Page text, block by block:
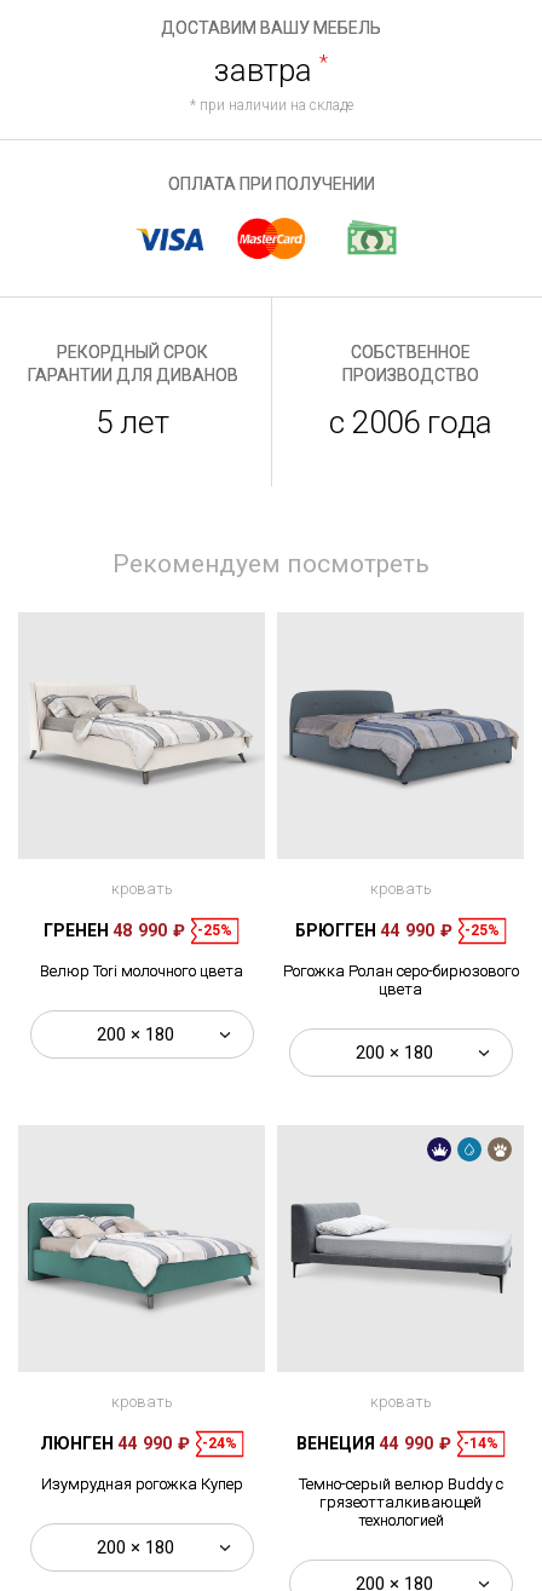
ДОСТАВИМ ВАШУ МЕБЕЛЬ
завтра *
* при наличии на складе
ОПЛАТА ПРИ ПОЛУЧЕНИИ
РЕКОРДНЫЙ СРОК
ГАРАНТИИ ДЛЯ ДИВАНОВ
5 лет
СОБСТВЕННОЕ
ПРОИЗВОДСТВО
с 2006 года
Рекомендуем посмотреть
кровать
ГРЕНЕН 48 990 ₽ -25%
Велюр Tori молочного цвета
200 × 180
кровать
БРЮГГЕН 44 990 ₽ -25%
Рогожка Ролан серо-бирюзового
цвета
200 × 180
кровать
ЛЮНГЕН 44 990 ₽ -24%
Изумрудная рогожка Купер
200 × 180
кровать
ВЕНЕЦИЯ 44 990 ₽ -14%
Темно-серый велюр Buddy с
грязеотталкивающей
технологией
200 × 180